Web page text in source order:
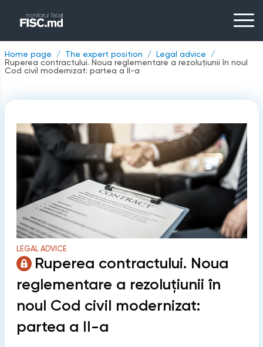
Home page The expert position
Legal advice
Ruperea contractului. Noua reglementare a rezoluțiunii în noul
Cod civil modernizat: partea a II-a
LEGAL ADVICE
Ruperea contractului. Noua
reglementare a rezoluțiunii în
noul Cod civil modernizat:
partea a II-a